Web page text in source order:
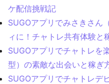
ケ配信挑戦記
SUGOアプリでみさきさん
ィに！チャトレ共有体験と
SUGOアプリでチャトレを
型）の素敵な出会いと稼ぎ
SUGOアプリでチャトレデ